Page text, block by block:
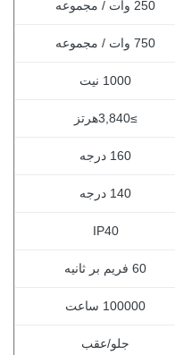
250 وات / مجموعه
750 وات / مجموعه
1000 نیت
≥
3,840هرتز
160 درجه
140 درجه
IP40
60 فریم بر ثانیه
100000 ساعت
جلو/عقب